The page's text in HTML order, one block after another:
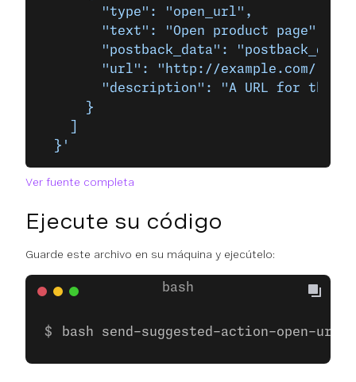
        "type": "open_url",
        "text": "Open product page",
"postback_data":
        "url": "http://example.com/",
"description": "A URL for the
      }
  }'
Ver fuente completa
Ejecute su código
Guarde este archivo en su máquina y ejecútelo:
bash send-suggested-action-open-